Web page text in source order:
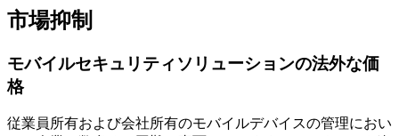
市場抑制
モバイルセキュリティソリューションの法外な価
格
従業員所有および会社所有のモバイルデバイスの管理におい